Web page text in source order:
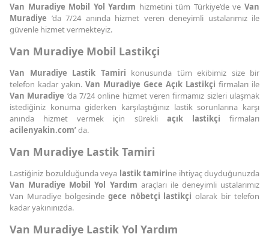
Van Muradiye Mobil Yol Yardım hizmetini tüm Türkiye’de veVan
Muradiye ’da 7/24 anında hizmet veren deneyimli ustalarımız ile
güvenle hizmet vermekteyiz.
Van Muradiye Mobil Lastikçi
Van Muradiye Lastik Tamiri konusunda tüm ekibimiz size bir
telefon kadar yakın. Van Muradiye Gece Açık Lastikçi firmaları ile
Van Muradiye ’da 7/24 online hizmet veren firmamız sizleri ulaşmak
istediğiniz konuma giderken karşılaştığınız lastik sorunlarına karşı
anında hizmet vermek için sürekli açık lastikçi firmaları
acilenyakin.com’da.
Van Muradiye Lastik Tamiri
Lastiğiniz bozulduğunda veya lastik tamirine ihtiyaç duyduğunuzda
Van Muradiye Mobil Yol Yardım araçları ile deneyimli ustalarımız
Van Muradiye bölgesinde gece nöbetçi lastikçi olarak bir telefon
kadar yakınınızda.
Van Muradiye Lastik Yol Yardım